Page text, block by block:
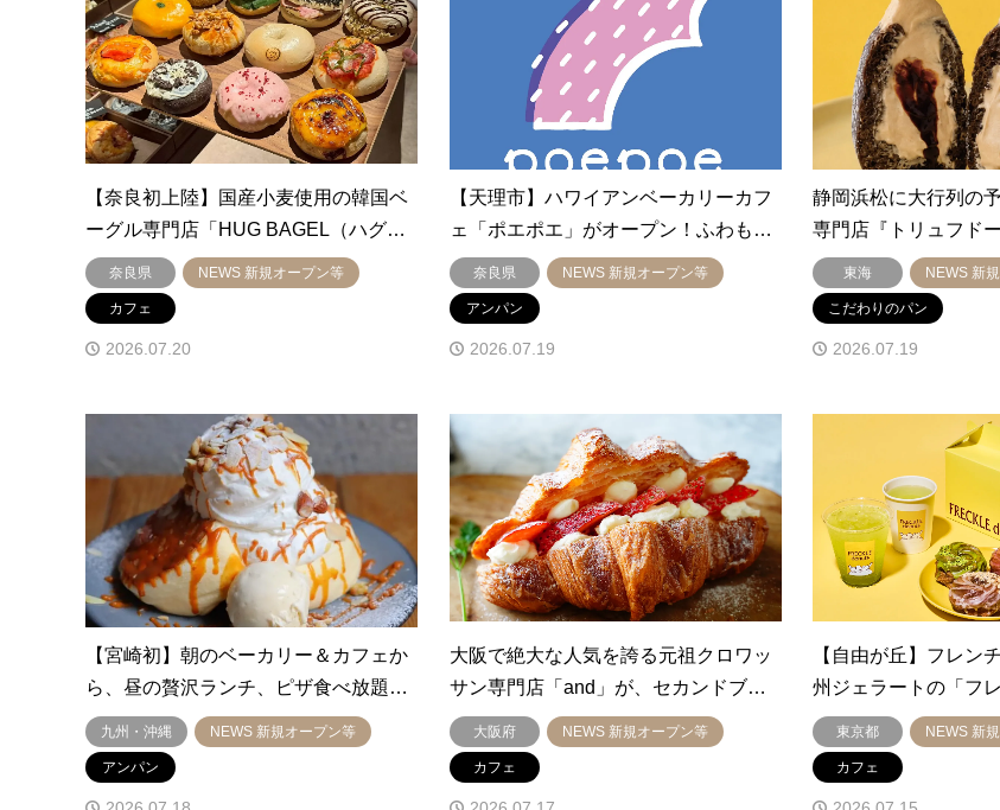
【奈良初上陸】国産小麦使用の韓国ベ
ーグル専門店「HUG BAGEL（ハグ…
奈良県 NEWS 新規オープン等
カフェ
2026.07.20
【天理市】ハワイアンベーカリーカフ
ェ「ポエポエ」がオープン！ふわも…
奈良県 NEWS 新規オープン等
アンパン
2026.07.19
静岡浜松に大行列の
専門店『トリュフド
東海 NEWS 新
こだわりのパン
2026.07.19
【宮崎初】朝のベーカリー＆カフェか
ら、昼の贅沢ランチ、ピザ食べ放題…
九州・沖縄 NEWS 新規オープン等
アンパン
大阪で絶大な人気を誇る元祖クロワッ
サン専門店「and」が、セカンドブ…
大阪府 NEWS 新規オープン等
カフェ
【自由が丘】フレン
州ジェラートの「フ
東京都 NEWS 新
カフェ